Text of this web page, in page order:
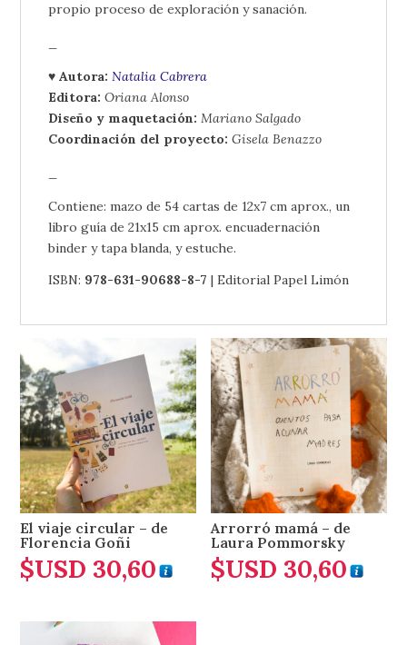
propio proceso de exploración y sanación.
♥ Autora: Natalia Cabrera
Editora: Oriana Alonso
Diseño y maquetación: Mariano Salgado
Coordinación del proyecto: Gisela Benazzo
Contiene: mazo de 54 cartas de 12x7 cm aprox., un
libro guía de 21x15 cm aprox. encuadernación
binder y tapa blanda, y estuche.
ISBN: 978-631-90688-8-7| Editorial Papel Limón
El viaje circular – de
Florencia Goñi
$USD 30,60
Arrorró mamá – de
Laura Pommorsky
$USD 30,60